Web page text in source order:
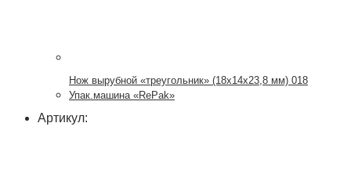
Нож вырубной «треугольник» (18х14х23,8 мм) 018
Упак.машина «RePak»
Артикул: